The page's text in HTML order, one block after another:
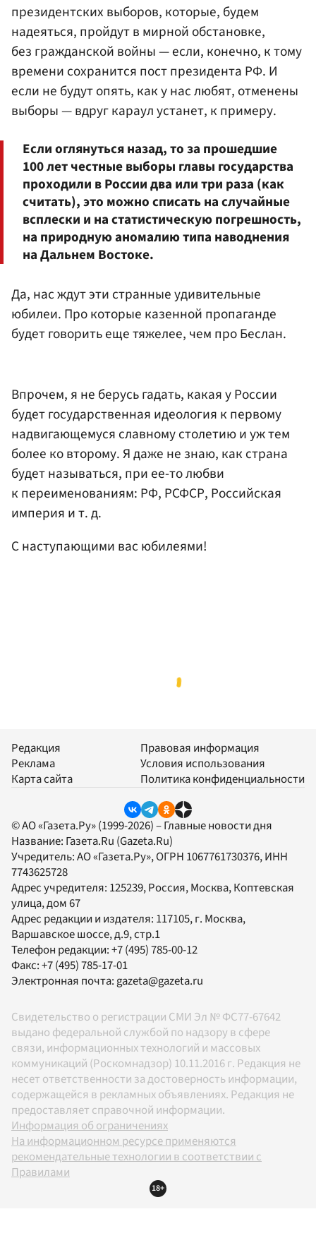
президентских выборов, которые, будем
надеяться, пройдут в мирной обстановке,
без гражданской войны — если, конечно, к тому
времени сохранится пост президента РФ. И
если не будут опять, как у нас любят, отменены
выборы — вдруг караул устанет, к примеру.
Если оглянуться назад, то за прошедшие
100 лет честные выборы главы государства
проходили в России два или три раза (как
считать), это можно списать на случайные
всплески и на статистическую погрешность,
на природную аномалию типа наводнения
на Дальнем Востоке.
Да, нас ждут эти странные удивительные
юбилеи. Про которые казенной пропаганде
будет говорить еще тяжелее, чем про Беслан.
Впрочем, я не берусь гадать, какая у России
будет государственная идеология к первому
надвигающемуся славному столетию и уж тем
более ко второму. Я даже не знаю, как страна
будет называться, при ее-то любви
к переименованиям: РФ, РСФСР, Российская
империя и т. д.
С наступающими вас юбилеями!
Редакция
Реклама
Карта сайта
Правовая информация
Условия использования
Политика конфиденциальности
© АО «Газета.Ру» (1999-2026) – Главные новости дня
Название: Газета.Ru (Gazeta.Ru)
Учредитель:АО «Газета.Ру», ОГРН 1067761730376, ИНН
7743625728
Адрес учредителя: 125239, Россия, Москва, Коптевская
улица, дом 67
Адрес редакции и издателя: 117105, г. Москва,
Варшавское шоссе, д.9, стр.1
Телефон редакции:+7 (495) 785-00-12
Факс:+7 (495) 785-17-01
Электронная почта:gazeta@gazeta.ru
Свидетельство о регистрации СМИ Эл № ФС77-67642
выдано федеральной службой по надзору в сфере
связи, информационных технологий и массовых
коммуникаций (Роскомнадзор) 10.11.2016 г. Редакция не
несет ответственности за достоверность информации,
содержащейся в рекламных объявлениях. Редакция не
предоставляет справочной информации.
Информация об ограничениях
На информационном ресурсе применяются
рекомендательные технологии в соответствии с
Правилами
18+